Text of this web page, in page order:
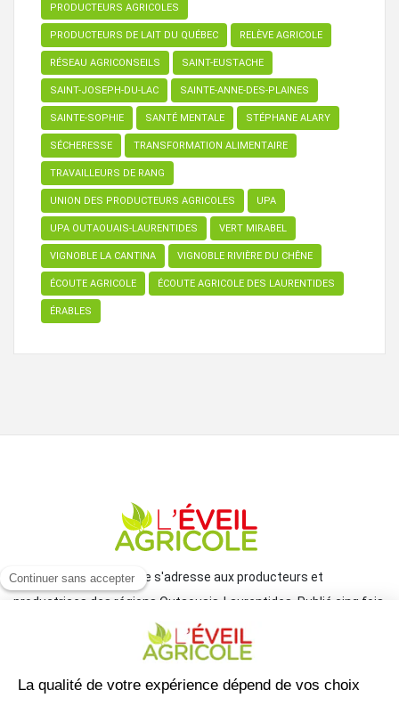
PRODUCTEURS AGRICOLES
PRODUCTEURS DE LAIT DU QUÉBEC RELÈVE AGRICOLE
RÉSEAU AGRICONSEILS SAINT-EUSTACHE
SAINT-JOSEPH-DU-LAC SAINTE-ANNE-DES-PLAINES
SAINTE-SOPHIE SANTÉ MENTALE STÉPHANE ALARY
SÉCHERESSE TRANSFORMATION ALIMENTAIRE
TRAVAILLEURS DE RANG
UNION DES PRODUCTEURS AGRICOLES UPA
UPA OUTAOUAIS-LAURENTIDES VERT MIRABEL
VIGNOBLE LA CANTINA VIGNOBLE RIVIÈRE DU CHÊNE
ÉCOUTE AGRICOLE ÉCOUTE AGRICOLE DES LAURENTIDES
ÉRABLES
Le journal L'Éveil agricole s'adresse aux producteurs et
productrices des régions Outaouais-Laurentides. Publié cinq fois
par année par le Groupe JCL, il traite de l'actualité et des grands
enjeux reliés à l'agriculture.